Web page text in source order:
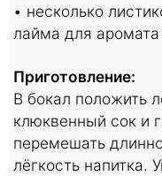
• несколько
лайма для аромата
Приготовление:
В бокал положить
клюквенный сок и
перемешать
лёгкость напитка.